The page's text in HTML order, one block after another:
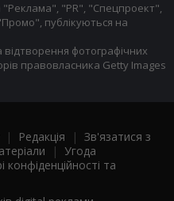
"PR", "Спецпроект",
публікуються на
фотографічних
правовласника Getty Images
| Редакція | Зв'язатися з
| Угода
конфіденційності та